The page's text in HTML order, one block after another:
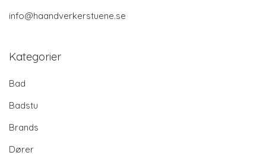
info@haandverkerstuene.se
Kategorier
Bad
Badstu
Brands
Dører